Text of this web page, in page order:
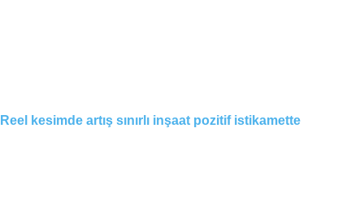
Reel kesimde artış sınırlı inşaat pozitif istikamette